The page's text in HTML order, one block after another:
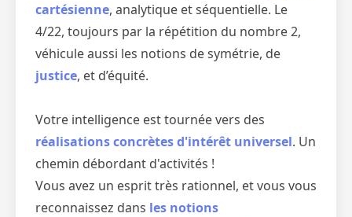
cartésienne, analytique et séquentielle. Le
4/22, toujours par la répétition du nombre 2,
véhicule aussi les notions de symétrie, de
justice, et d’équité.
Votre intelligence est tournée vers des
réalisations concrètes d'intérêt universel. Un
chemin débordant d'activités !
Vous avez un esprit très rationnel, et vous vous
reconnaissez dans les notions